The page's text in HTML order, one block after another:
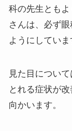
科の先生とも
さんは、必ず
ようにしていま
見た目につい
とれる症状が
向かいます。